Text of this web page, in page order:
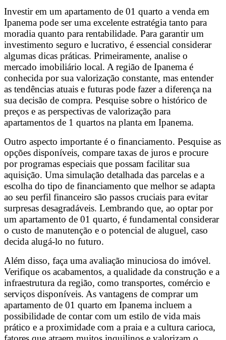
Investir em um apartamento de 01 quarto a venda em
Ipanema pode ser uma excelente estratégia tanto para
moradia quanto para rentabilidade. Para garantir um
investimento seguro e lucrativo, é essencial considerar
algumas dicas práticas. Primeiramente, analise o
mercado imobiliário local. A região de Ipanema é
conhecida por sua valorização constante, mas entender
as tendências atuais e futuras pode fazer a diferença na
sua decisão de compra. Pesquise sobre o histórico de
preços e as perspectivas de valorização para
apartamentos de 1 quartos na planta em Ipanema.
Outro aspecto importante é o financiamento. Pesquise as
opções disponíveis, compare taxas de juros e procure
por programas especiais que possam facilitar sua
aquisição. Uma simulação detalhada das parcelas e a
escolha do tipo de financiamento que melhor se adapta
ao seu perfil financeiro são passos cruciais para evitar
surpresas desagradáveis. Lembrando que, ao optar por
um apartamento de 01 quarto, é fundamental considerar
o custo de manutenção e o potencial de aluguel, caso
decida alugá-lo no futuro.
Além disso, faça uma avaliação minuciosa do imóvel.
Verifique os acabamentos, a qualidade da construção e a
infraestrutura da região, como transportes, comércio e
serviços disponíveis. As vantagens de comprar um
apartamento de 01 quarto em Ipanema incluem a
possibilidade de contar com um estilo de vida mais
prático e a proximidade com a praia e a cultura carioca,